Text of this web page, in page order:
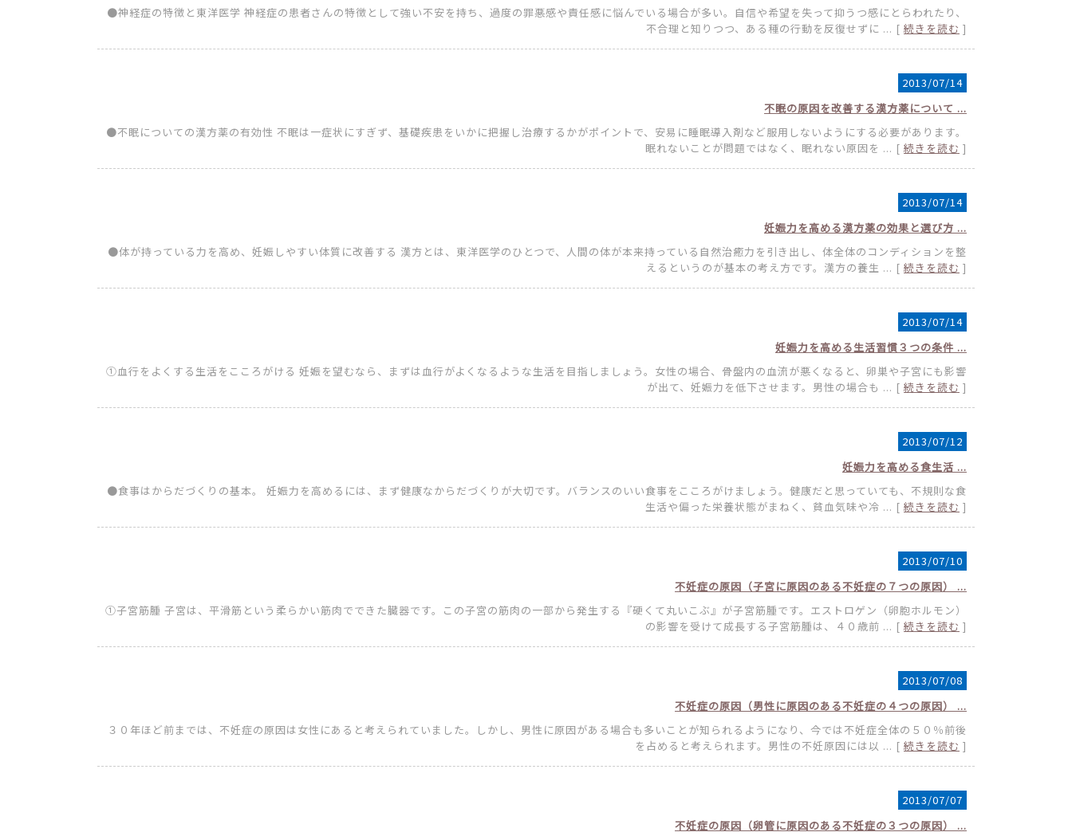
●神経症の特徴と東洋医学 神経症の患者さんの特徴として強い不安を持ち、過度の罪悪感や責任感に悩んでいる場合が多い。自信や希望を失って抑うつ感にとらわれたり、
不合理と知りつつ、ある種の行動を反復せずに ... [ 続きを読む ]
2013/07/14
不眠の原因を改善する漢方薬について ...
●不眠についての漢方薬の有効性 不眠は一症状にすぎず、基礎疾患をいかに把握し治療するかがポイントで、安易に睡眠導入剤など服用しないようにする必要があります。
眠れないことが問題ではなく、眠れない原因を ... [ 続きを読む ]
2013/07/14
妊娠力を高める漢方薬の効果と選び方 ...
●体が持っている力を高め、妊娠しやすい体質に改善する 漢方とは、東洋医学のひとつで、人間の体が本来持っている自然治癒力を引き出し、体全体のコンディションを整
えるというのが基本の考え方です。漢方の養生 ... [ 続きを読む ]
2013/07/14
妊娠力を高める生活習慣３つの条件 ...
①血行をよくする生活をこころがける 妊娠を望むなら、まずは血行がよくなるような生活を目指しましょう。女性の場合、骨盤内の血流が悪くなると、卵巣や子宮にも影響
が出て、妊娠力を低下させます。男性の場合も ... [ 続きを読む ]
2013/07/12
妊娠力を高める食生活 ...
●食事はからだづくりの基本。 妊娠力を高めるには、まず健康なからだづくりが大切です。バランスのいい食事をこころがけましょう。健康だと思っていても、不規則な食
生活や偏った栄養状態がまねく、貧血気味や冷 ... [ 続きを読む ]
2013/07/10
不妊症の原因（子宮に原因のある不妊症の７つの原因） ...
①子宮筋腫 子宮は、平滑筋という柔らかい筋肉でできた臓器です。この子宮の筋肉の一部から発生する『硬くて丸いこぶ』が子宮筋腫です。エストロゲン（卵胞ホルモン）
の影響を受けて成長する子宮筋腫は、４０歳前 ... [ 続きを読む ]
2013/07/08
不妊症の原因（男性に原因のある不妊症の４つの原因） ...
３０年ほど前までは、不妊症の原因は女性にあると考えられていました。しかし、男性に原因がある場合も多いことが知られるようになり、今では不妊症全体の５０％前後
を占めると考えられます。男性の不妊原因には以 ... [ 続きを読む ]
2013/07/07
不妊症の原因（卵管に原因のある不妊症の３つの原因） ...